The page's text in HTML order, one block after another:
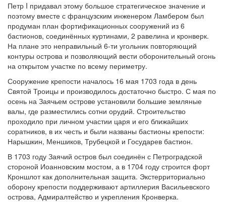
Петр I придавал этому большое стратегическое значение и
поэтому вместе с французским инженером Ламбером был
продуман план фортификационных сооружений из 6
бастионов, соединённых куртинами, 2 равелина и кронверк.
На плане это неправильный 6-ти угольник повторяющий
контуры острова и позволяющий вести оборонительный огонь
на открытом участке по всему периметру.
Сооружение крепости началось 16 мая 1703 года в день
Святой Троицы и производилось достаточно быстро. С мая по
осень на Заячьем острове установили большие земляные
валы, где разместились сотни орудий. Строительство
проходило при личном участии царя и его ближайших
соратников, в их честь и были названы бастионы крепости:
Нарышкин, Меншиков, Трубецкой и Государев бастион.
В 1703 году Заячий остров был соединён с Петроградской
стороной Иоанновским мостом, а в 1704 году строится форт
Кроншлот как дополнительная защита. Экстерриториально
оборону крепости поддерживают артиллерия Васильевского
острова, Адмиралтейство и укрепления Кронверка.